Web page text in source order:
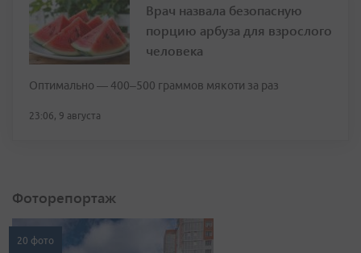
Врач назвала безопасную
порцию арбуза для взрослого
человека
Оптимально — 400–500 граммов мякоти за раз
23:06, 9 августа
Фоторепортаж
20 фото